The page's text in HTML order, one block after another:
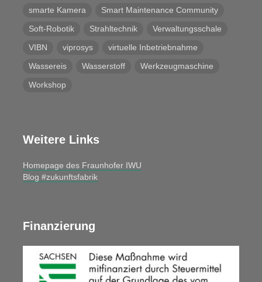
smarte Kamera
Smart Maintenance Community
Soft-Robotik
Strahltechnik
Verwaltungsschale
VIBN
viprosys
virtuelle Inbetriebnahme
Wassereis
Wasserstoff
Werkzeugmaschine
Workshop
Weitere Links
Homepage des Fraunhofer IWU
Blog #zukunftsfabrik
Finanzierung